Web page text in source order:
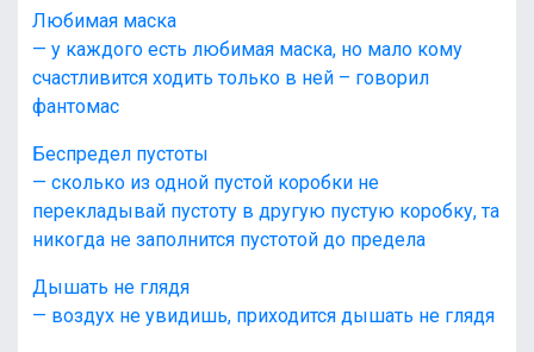
Любимая маска
— у каждого есть любимая маска, но мало кому
счастливится ходить только в ней – говорил
фантомас
Беспредел пустоты
— сколько из одной пустой коробки не
перекладывай пустоту в другую пустую коробку, та
никогда не заполнится пустотой до предела
Дышать не глядя
— воздух не увидишь, приходится дышать не глядя